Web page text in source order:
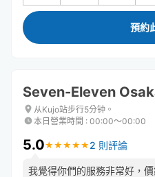
預約
Seven-Eleven
从Kujo站步行5分钟。
本日營業時間 : 00:00〜00:00
5.0★ ★ ★ ★ ★
★ ★ ★ ★ ★ 2 則評論
我覺得你們的服務非常好，